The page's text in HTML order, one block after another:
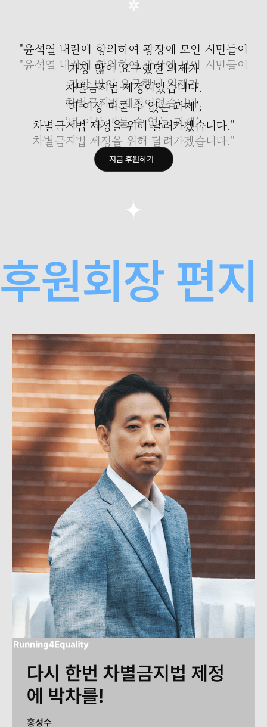
"윤석열 내란에 항의하여 광장에 모인 시민들이
"윤석열 내란에 항의하여 광장에 모인 시민들이
가장 많이 요구했던 의제가
가장 많이 요구했던 의제가
차별금지법 제정이었습니다.
차별금지법 제정이었습니다.
‘더 이상 미룰 수 없는 과제’,
‘더 이상 미룰 수 없는 과제’,
차별금지법 제정을 위해 달려가겠습니다."
차별금지법 제정을 위해 달려가겠습니다."
지금 후원하기
지금 후원하기
후원회장 편
다시 한번 차별금지법 제정
에 박차를!
홍성수